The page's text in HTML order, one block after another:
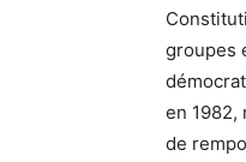
groupes
en 1982,
de